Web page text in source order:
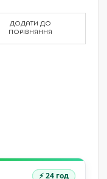
ДОДАТИ ДО
ПОРІВНЯННЯ
⚡ 24 год